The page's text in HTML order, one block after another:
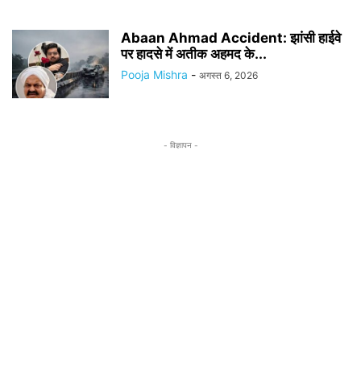
Abaan Ahmad Accident: झांसी हाईवे
पर हादसे में अतीक अहमद के...
Pooja Mishra - अगस्त 6, 2026
- विज्ञापन -